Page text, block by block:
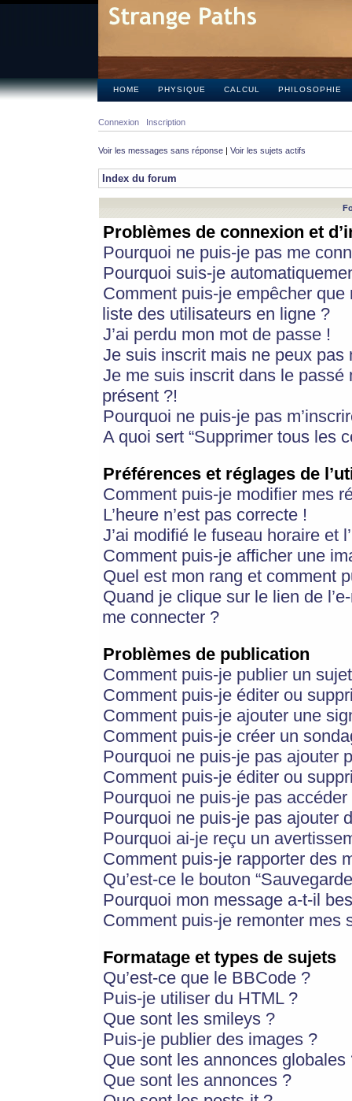
HOME PHYSIQUE CALCUL PHILOSOPHIE
Connexion Inscription
Voir les messages sans réponse | Voir les sujets actifs
Index du forum
Problèmes de connexion et
Pourquoi ne puis-je pas me
Pourquoi suis-je
Comment puis-je empêcher
liste des utilisateurs en ligne ?
J’ai perdu mon mot de passe !
Je suis inscrit mais ne peux pas
Je me suis inscrit dans le
présent ?!
Pourquoi ne puis-je pas
A quoi sert “Supprimer tous les
Préférences et réglages de
Comment puis-je modifier mes
L’heure n’est pas correcte !
J’ai modifié le fuseau horaire et
Comment puis-je afficher une
Quel est mon rang et comment
Quand je clique sur le lien de
me connecter ?
Problèmes de publication
Comment puis-je publier un
Comment puis-je éditer ou
Comment puis-je ajouter une
Comment puis-je créer un
Pourquoi ne puis-je pas ajouter
Comment puis-je éditer ou
Pourquoi ne puis-je pas
Pourquoi ne puis-je pas ajouter
Pourquoi ai-je reçu un
Comment puis-je rapporter des
Qu’est-ce le bouton
Pourquoi mon message a-t-il
Comment puis-je remonter mes
Formatage et types de sujets
Qu’est-ce que le BBCode ?
Puis-je utiliser du HTML ?
Que sont les smileys ?
Puis-je publier des images ?
Que sont les annonces globales
Que sont les annonces ?